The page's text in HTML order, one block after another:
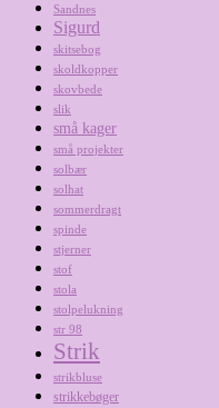
Sandnes
Sigurd
skitsebog
skoldkopper
skovbede
slik
små kager
små projekter
solbær
solhat
sommerdragt
spinde
stjerner
stof
stola
stolpelukning
str 98
Strik
strikbluse
strikkebøger